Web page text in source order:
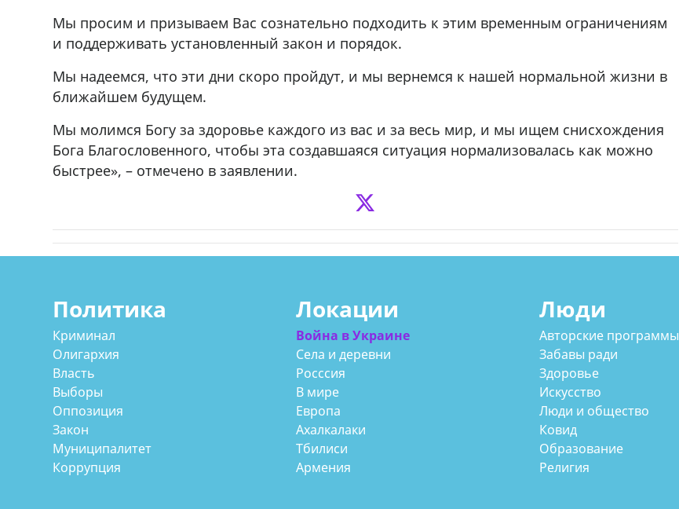
Мы просим и призываем Вас сознательно подходить к этим временным ограничениям
и поддерживать установленный закон и порядок.
Мы надеемся, что эти дни скоро пройдут, и мы вернемся к нашей нормальной жизни в
ближайшем будущем.
Мы молимся Богу за здоровье каждого из вас и за весь мир, и мы ищем снисхождения
Бога Благословенного, чтобы эта создавшаяся ситуация нормализовалась как можно
быстрее», – отмечено в заявлении.
Политика
Криминал
Олигархия
Власть
Выборы
Оппозиция
Закон
Муниципалитет
Коррупция
Локации
Война в Украине
Села и деревни
Росссия
В мире
Европа
Ахалкалаки
Тбилиси
Армения
Люди
Авторские программы
Забавы ради
Здоровье
Искусство
Люди и общество
Ковид
Образование
Религия